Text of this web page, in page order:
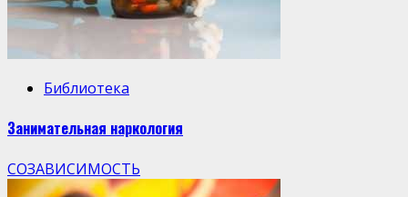
Библиотека
Занимательная наркология
СОЗАВИСИМОСТЬ